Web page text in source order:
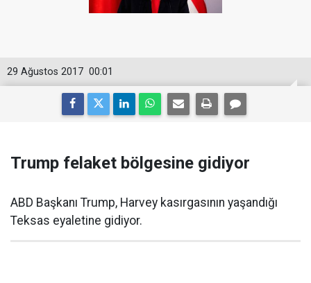
00:01
29 Ağustos 2017
Trump felaket bölgesine gidiyor
ABD Başkanı Trump, Harvey kasırgasının yaşandığı
Teksas eyaletine gidiyor.